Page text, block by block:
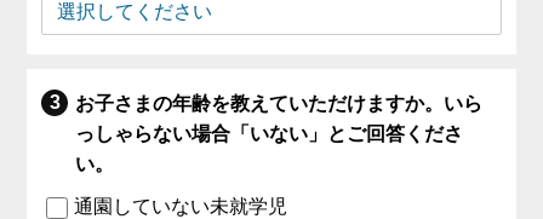
お子さまの年齢を教えていただけますか。いら
っしゃらない場合「いない」とご回答くださ
い。
通園していない未就学児